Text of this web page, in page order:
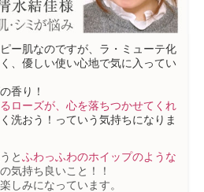
ー肌なのですが、ラ・ミューテ化
、優しい使い心地で気に入ってい
香り！
ローズが、心を落ちつかせてくれ
洗おう！っていう気持ちになりま
とふわっふわのホイップのような
気持ち良いこと！！
しみになっています。